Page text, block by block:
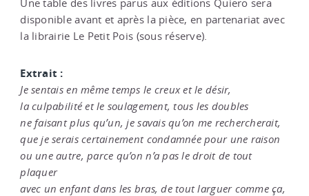
Une table des livres parus aux éditions Quiero sera
disponible avant et après la pièce, en partenariat avec
la librairie Le Petit Pois (sous réserve).
Extrait :
Je sentais en même temps le creux et le désir,
la culpabilité et le soulagement, tous les doubles
ne faisant plus qu’un, je savais qu’on me rechercherait,
que je serais certainement condamnée pour une raison
ou une autre, parce qu’on n’a pas le droit de tout
plaquer
avec un enfant dans les bras, de tout larguer comme ça,